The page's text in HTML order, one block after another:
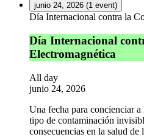
junio 24, 2026 (1 event)
Día Internacional contra la
Día Internacional
Electromagnética
All day
junio 24, 2026
Una fecha para concienciar
tipo de contaminación
consecuencias en la salud de